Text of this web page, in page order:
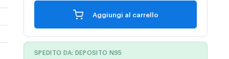
Aggiungi al carrello
SPEDITO DA: DEPOSITO N95